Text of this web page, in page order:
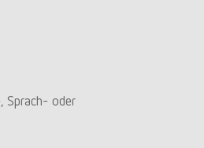
Sprach- oder